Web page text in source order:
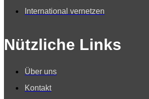
International vernetzen
Nützliche Links
Über uns
Kontakt